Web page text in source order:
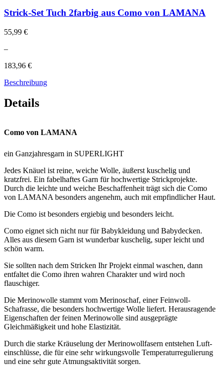
Strick-Set Tuch 2farbig aus Como von LAMANA
55,99 €
–
183,96 €
Beschreibung
Details
Como von LAMANA
ein Ganzjahresgarn in SUPERLIGHT
Jedes Knäuel ist reine, weiche Wolle, äußerst kuschelig und
kratzfrei. Ein fabelhaftes Garn für hochwertige Strickprojekte.
Durch die leichte und weiche Beschaffenheit trägt sich die Como
von LAMANA besonders angenehm, auch mit empfindlicher Haut.
Die Como ist besonders ergiebig und besonders leicht.
Como eignet sich nicht nur für Babykleidung und Babydecken.
Alles aus diesem Garn ist wunderbar kuschelig, super leicht und
schön warm.
Sie sollten nach dem Stricken Ihr Projekt einmal waschen, dann
entfaltet die Como ihren wahren Charakter und wird noch
flauschiger.
Die Merinowolle stammt vom Merinoschaf, einer Feinwoll-
Schafrasse, die besonders hochwertige Wolle liefert. Herausragende
Eigenschaften der feinen Merinowolle sind ausgeprägte
Gleichmäßigkeit und hohe Elastizität.
Durch die starke Kräuselung der Merinowollfasern entstehen Luft­
einschlüsse, die für eine sehr wirkungsvolle Temperaturregulierung
und eine sehr gute Atmungsaktivität sorgen.